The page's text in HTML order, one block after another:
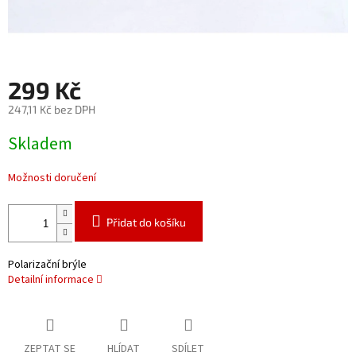
299 Kč
247,11 Kč bez DPH
cena:
Skladem
Možnosti doručení
Přidat do košíku
Polarizační brýle
Detailní informace
ZEPTAT SE HLÍDAT SDÍLET